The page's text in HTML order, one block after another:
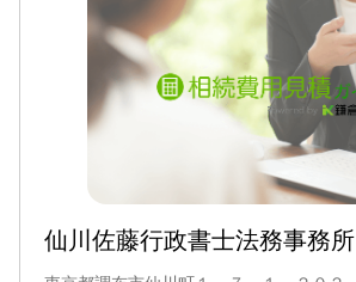
仙川佐藤行政書士法務事務所